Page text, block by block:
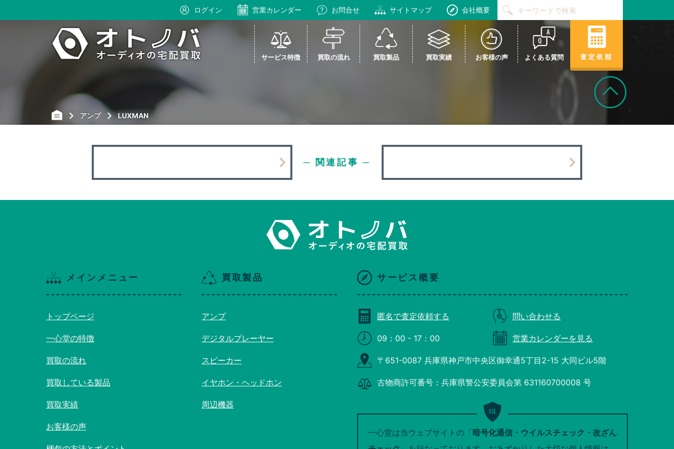
ログイン 営業カレンダー お問合せ サイトマップ 会社概要
サービス特徴 買取の流れ 買取製品 買取実績 お客様の声 よくある質問 査定依頼
アンプ LUXMAN
─ 関連記事 ─
メインメニュー
トップページ
一心堂の特徴
買取の流れ
買取している製品
買取実績
お客様の声
買取製品
アンプ
デジタルプレーヤー
スピーカー
イヤホン・ヘッドホン
周辺機器
サービス概要
匿名で査定依頼する 問い合わせる
09：00 - 17：00 営業カレンダーを見る
〒651-0087 兵庫県神戸市中央区御幸通5丁目2-15 大同ビル5階
古物商許可番号：兵庫県警公安委員会第 631160700008 号
一心堂は当ウェブサイトの「暗号化通信・ウイルスチェック・改ざん